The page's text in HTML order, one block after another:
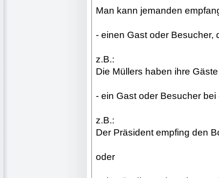
Man kann jemanden
- einen Gast oder Besucher,
z.B.:
Die Müllers haben ihre
- ein Gast oder Besucher
z.B.:
Der Präsident empfing den
oder